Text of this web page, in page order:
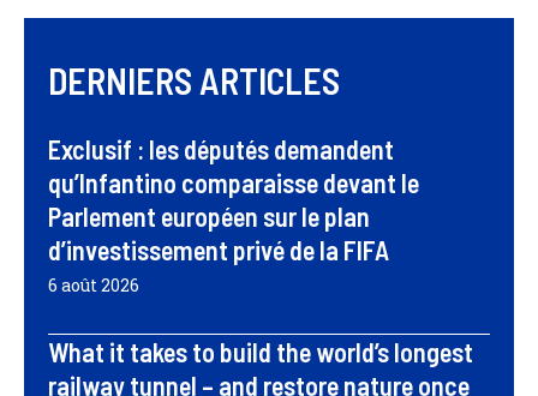
DERNIERS ARTICLES
Exclusif : les députés demandent
qu’Infantino comparaisse devant le
Parlement européen sur le plan
d’investissement privé de la FIFA
6 août 2026
What it takes to build the world’s longest
railway tunnel – and restore nature once